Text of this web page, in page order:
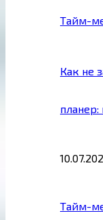
Тайм-
Как не
планер:
Тайм-